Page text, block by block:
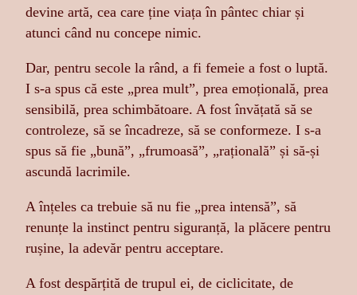
devine artă, cea care ține viața în pântec chiar și
atunci când nu concepe nimic.
Dar, pentru secole la rând, a fi femeie a fost o luptă.
I s-a spus că este „prea mult”, prea emoțională, prea
sensibilă, prea schimbătoare. A fost învățată să se
controleze, să se încadreze, să se conformeze. I s-a
spus să fie „bună”, „frumoasă”, „rațională” și să-și
ascundă lacrimile.
A înțeles ca trebuie să nu fie „prea intensă”, să
renunțe la instinct pentru siguranță, la plăcere pentru
rușine, la adevăr pentru acceptare.
A fost despărțită de trupul ei, de ciclicitate, de